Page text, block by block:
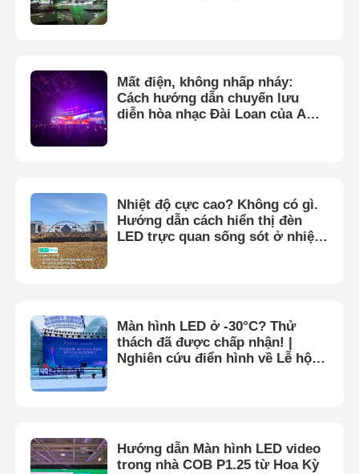
Mất điện, không nhấp nháy:
Cách hướng dẫn chuyến lưu
diễn hòa nhạc Đài Loan của A
Nhiệt độ cực cao? Không có gì.
Hướng dẫn cách hiển thị đèn
LED trực quan sống sót ở nhiệt
Màn hình LED ở -30°C? Thử
thách đã được chấp nhận! |
Nghiên cứu điển hình về Lễ hội
Hướng dẫn Màn hình LED video
trong nhà COB P1.25 từ Hoa Kỳ